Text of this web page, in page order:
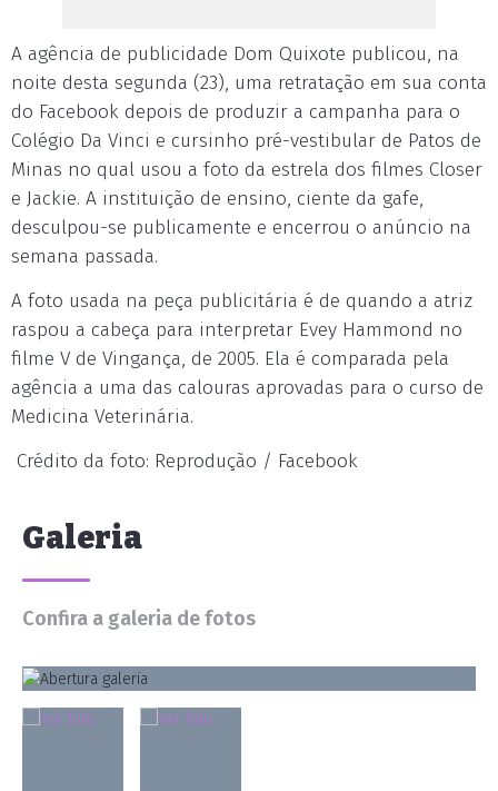
A agência de publicidade Dom Quixote publicou, na
noite desta segunda (23), uma retratação em sua conta
do Facebook depois de produzir a campanha para o
Colégio Da Vinci e cursinho pré-vestibular de Patos de
Minas no qual usou a foto da estrela dos filmes Closer
e Jackie. A instituição de ensino, ciente da gafe,
desculpou-se publicamente e encerrou o anúncio na
semana passada.
A foto usada na peça publicitária é de quando a atriz
raspou a cabeça para interpretar Evey Hammond no
filme V de Vingança, de 2005. Ela é comparada pela
agência a uma das calouras aprovadas para o curso de
Medicina Veterinária.
Crédito da foto: Reprodução / Facebook
Galeria
Confira a galeria de fotos